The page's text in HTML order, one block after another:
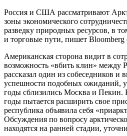
Россия и США рассматривают
зоны экономического
разведку природных ресурсов, в
и торговые пути, пишет Bloomberg
Американская сторона видит в
возможность «вбить клин» между
рассказал один из собеседников и
успешности подобных ожиданий,
годы сблизились Москва и Пекин.
годы пытается расширить свое
республика объявила себя
Обсуждения по вопросу
находятся на ранней стадии,